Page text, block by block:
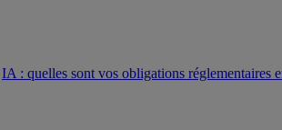
IA : quelles sont vos obligations réglementaires